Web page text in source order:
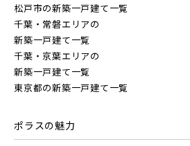
東武鉄道
東武スカイツリーライン
さらに表示する
江戸川区(1)
東久留米市(2)
駅から探す
松戸市の新築一戸建て一覧
千葉・常磐エリアの
新築一戸建て一覧
千葉・京葉エリアの
新築一戸建て一覧
東京都の新築一戸建て一覧
ポラスの魅力